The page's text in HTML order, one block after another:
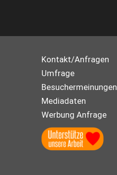
Kontakt/Anfragen
Umfrage
Besuchermeinungen
Mediadaten
Werbung Anfrage